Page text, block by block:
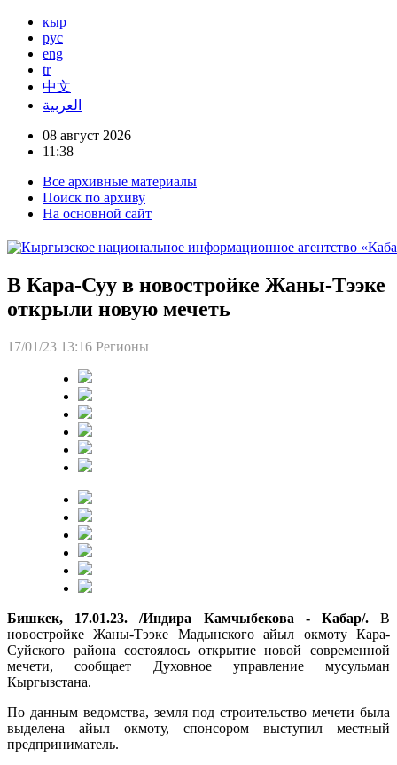
кыр
рус
eng
tr
中文
العربية
08 август 2026
11:38
Все архивные материалы
Поиск по архиву
На основной сайт
В Кара-Суу в новостройке Жаны-Тээке
открыли новую мечеть
17/01/23 13:16 Регионы
Бишкек, 17.01.23. /Индира Камчыбекова - Кабар/.В
новостройке Жаны-Тээке Мадынского айыл окмоту Кара-
Суйского района состоялось открытие новой современной
мечети, сообщает Духовное управление мусульман
Кыргызстана.
По данным ведомства, земля под строительство мечети была
выделена айыл окмоту, спонсором выступил местный
предприниматель.